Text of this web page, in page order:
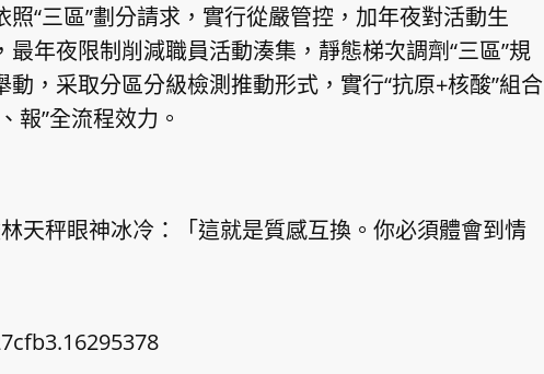
“三區”劃分請求，實行從嚴管控，加年夜對活動生
年夜限制削減職員活動湊集，靜態梯次調劑“三區”規
，采取分區分級檢測推動形式，實行“抗原+核酸”組合
報”全流程效力。
秤眼神冰冷：「這就是質感互換。你必須體會到情